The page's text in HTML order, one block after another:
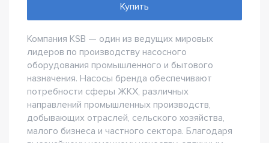
Купить
Компания KSB — один из ведущих мировых
лидеров по производству насосного
оборудования промышленного и бытового
назначения. Насосы бренда обеспечивают
потребности сферы ЖКХ, различных
направлений промышленных производств,
добывающих отраслей, сельского хозяйства,
малого бизнеса и частного сектора. Благодаря